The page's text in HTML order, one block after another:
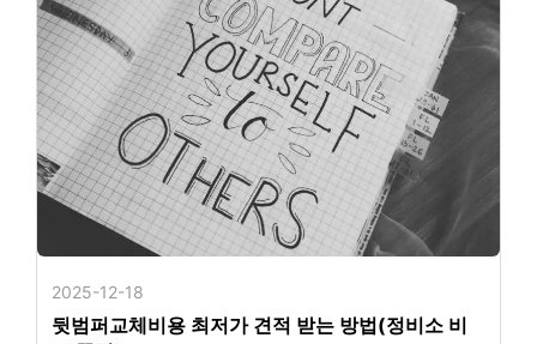
2025-12-18
뒷범퍼교체비용 최저가 견적 받는 방법(정비소 비